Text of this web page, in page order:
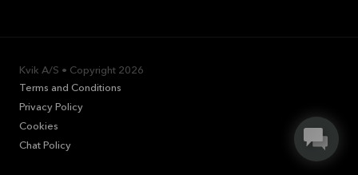
Kvik A/S • Copyright 2026
Terms and Conditions
Privacy Policy
Cookies
Chat Policy